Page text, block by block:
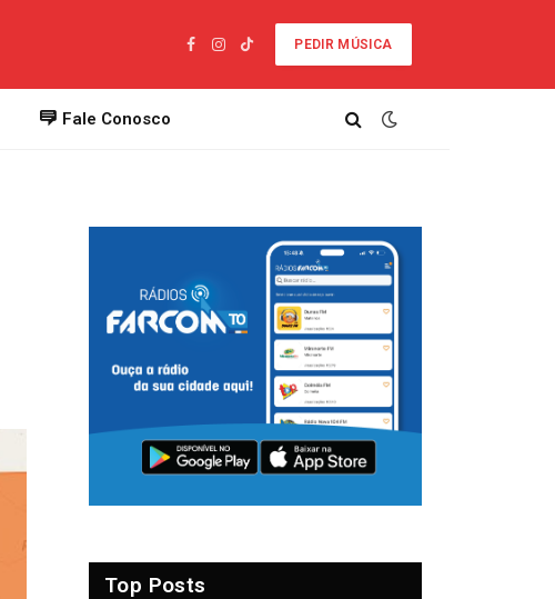
Facebook
Instagram
TikTok
PEDIR MÚSICA
Fale Conosco
Top Posts